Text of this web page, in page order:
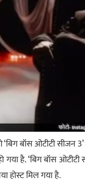
‘बिग बॉस ओटीटी
गया है. ‘बिग बॉस
होस्ट मिल गया है.